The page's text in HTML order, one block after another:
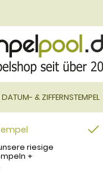
DATUM- & ZIFFERNSTEMPEL
riesige
+